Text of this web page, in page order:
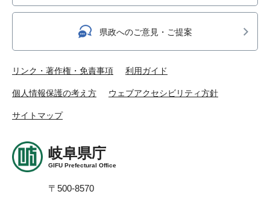
県政へのご意見・ご提案
リンク・著作権・免責事項 利用ガイド
個人情報保護の考え方 ウェブアクセシビリティ方針
サイトマップ
岐阜県庁
GIFU Prefectural Office
〒500-8570